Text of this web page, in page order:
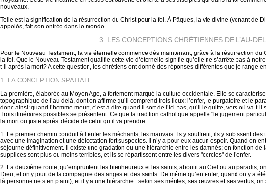
nouveaux.
Telle est la signification de la résurrection du Christ pour la foi. À Pâques, la vie divine (venant de
appelés, fait son entrée dans le monde.
3. LES CONCEPTIONS CHRÉTIENNES DE L’AU-
Pour le Nouveau Testament, la vie éternelle commence dès maintenant, grâce à la résurrection
la foi. Que le Nouveau Testament qualifie cette vie d’éternelle signifie qu’elle ne s’arrête pas à
t-il après la mort? A cette question, les chrétiens ont donné des réponses différentes que je range
1. LA CONCEPTION SPATIALE
La première, élaborée au Moyen Age, a fortement marqué la culture occidentale. Elle se
topographique de l’au-delà, dont on affirme qu’il comprend trois lieux: l’enfer, le purgatoire et le
donc ainsi: quand l’homme meurt, c’est à dire quand il sort de l’ici-bas, qu’il le quitte, vers où va-t-
Trois itinéraires possibles se présentent. Ce que la tradition catholique appelle "le jugement
la mort ou juste après, décide de celui qu’il va prendre.
1. Le premier chemin conduit à l’enfer les méchants, les mauvais. Ils y souffrent, ils y subissent
avec une imagination et une délectation fort suspectes. Il n’y a pour eux aucun espoir. Quand on
séjourne définitivement. Il existe une gradation ou une hiérarchie entre les damnés; en fonction de
supplices sont plus ou moins terribles, et ils se répartissent entre les divers "cercles" de l’enfer.
2. La deuxième route, qu’empruntent les bienheureux et les saints, aboutit au Ciel ou au paradis;
Dieu, et on y jouit de la compagnie des anges et des saints. De même qu’en enfer, quand on y a
là personne ne s’en plaint), et il y a une hiérarchie : selon ses mérites, ses œuvres et ses vertus,